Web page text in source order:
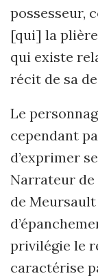
possesseur,
[qui] la
qui existe
récit de sa
Le
cependant
d’exprimer
Narrateur
de
privilégie le
caractérise